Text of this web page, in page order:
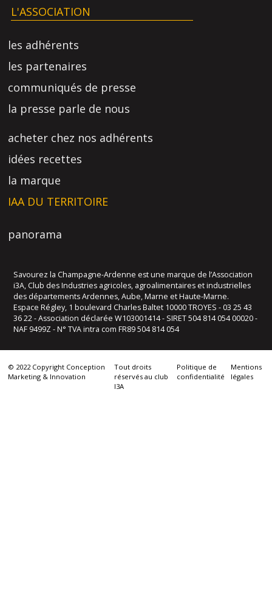
L'ASSOCIATION
les adhérents
les partenaires
communiqués de presse
la presse parle de nous
acheter chez nos adhérents
idées recettes
la marque
IAA DU TERRITOIRE
panorama
Savourez la Champagne-Ardenne est une marque de l’Association
i3A, Club des Industries agricoles, agroalimentaires et industrielles
des départements Ardennes, Aube, Marne et Haute-Marne.
Espace Régley, 1 boulevard Charles Baltet 10000 TROYES - 03 25 43
36 22 - Association déclarée W103001414 - SIRET 504 814 054 00020 -
NAF 9499Z - N° TVA intra com FR89 504 814 054
© 2022 Copyright Conception
Marketing & Innovation
Tout droits
réservés au club
I3A
Politique de
confidentialité
Mentions
légales